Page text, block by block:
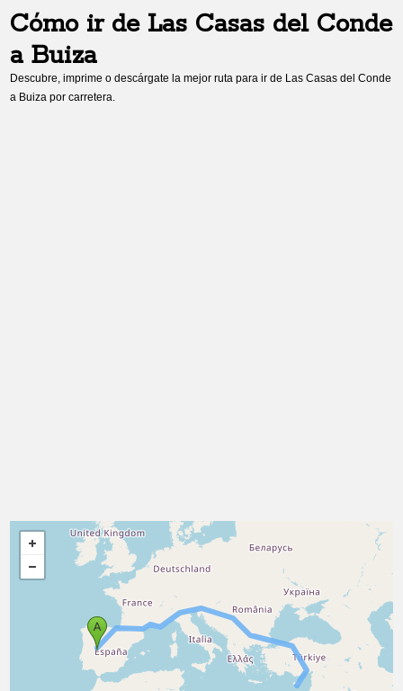
Cómo ir de Las Casas del Conde
a Buiza
Descubre, imprime o descárgate la mejor ruta para ir de Las Casas del Conde
a Buiza por carretera.